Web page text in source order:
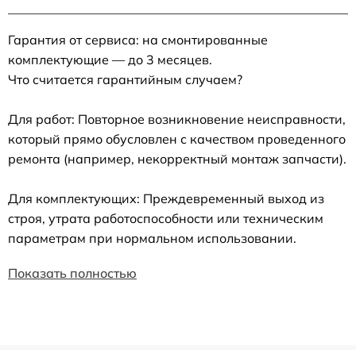
Гарантия от сервиса: на смонтированные
комплектующие — до 3 месяцев.
Что считается гарантийным случаем?
Для работ: Повторное возникновение неисправности,
который прямо обусловлен с качеством проведенного
ремонта (например, некорректный монтаж запчасти).
Для комплектующих: Преждевременный выход из
строя, утрата работоспособности или техническим
параметрам при нормальном использовании.
Показать полностью